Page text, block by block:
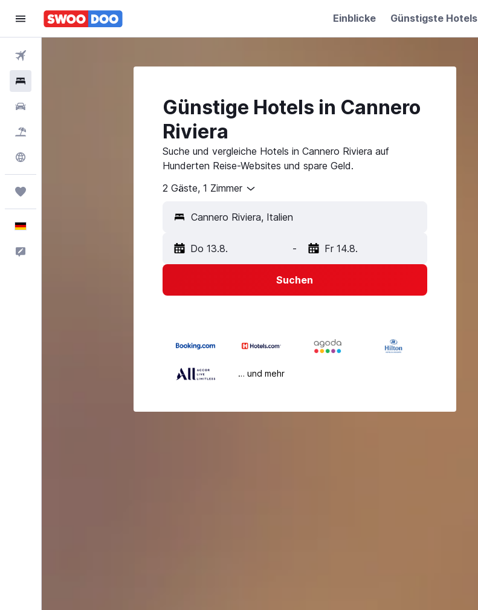
Einblicke Günstigste Hotels
Günstige Hotels in Cannero
Riviera
Suche und vergleiche Hotels in Cannero Riviera auf
Hunderten Reise-Websites und spare Geld.
2 Gäste, 1 Zimmer
Do 13.8. - Fr 14.8.
Suchen
… und mehr